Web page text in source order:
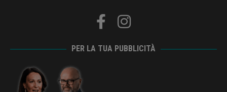
PER LA TUA PUBBLICITÀ